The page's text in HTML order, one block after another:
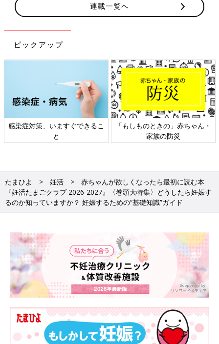
連載一覧へ
ピックアップ
日本外来小児科学会リーフレッ
ト検討会
六星占術 細木かおりさんの人生
相談
たまひよ 妊活
赤ちゃんが欲しくなったら最初に読む本
『妊活たまごクラブ 2026-2027』〈巻頭大特集〉どうしたら妊娠す
るのか知っていますか？ 妊娠するための“基礎知識”ガイド